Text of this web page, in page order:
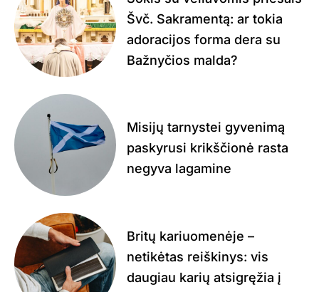
Švč. Sakramentą: ar tokia
adoracijos forma dera su
Bažnyčios malda?
Misijų tarnystei gyvenimą
paskyrusi krikščionė rasta
negyva lagamine
Britų kariuomenėje –
netikėtas reiškinys: vis
daugiau karių atsigręžia į